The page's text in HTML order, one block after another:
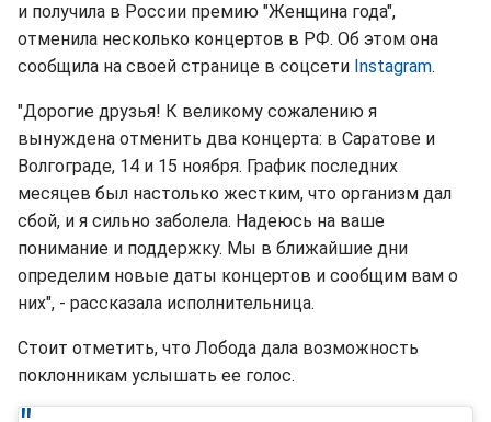
и получила в России премию "Женщина года",
отменила несколько концертов в РФ. Об этом она
сообщила на своей странице в соцсети Instagram.
"Дорогие друзья! К великому сожалению я
вынуждена отменить два концерта: в Саратове и
Волгограде, 14 и 15 ноября. График последних
месяцев был настолько жестким, что организм дал
сбой, и я сильно заболела. Надеюсь на ваше
понимание и поддержку. Мы в ближайшие дни
определим новые даты концертов и сообщим вам о
них", - рассказала исполнительница.
Стоит отметить, что Лобода дала возможность
поклонникам услышать ее голос.